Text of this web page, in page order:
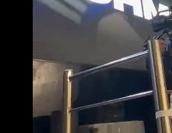
“Qarabağ” vəfat edən
Zəfər Hacılını yad etdi
03.04.2026
QAFQAZINFO.AZ